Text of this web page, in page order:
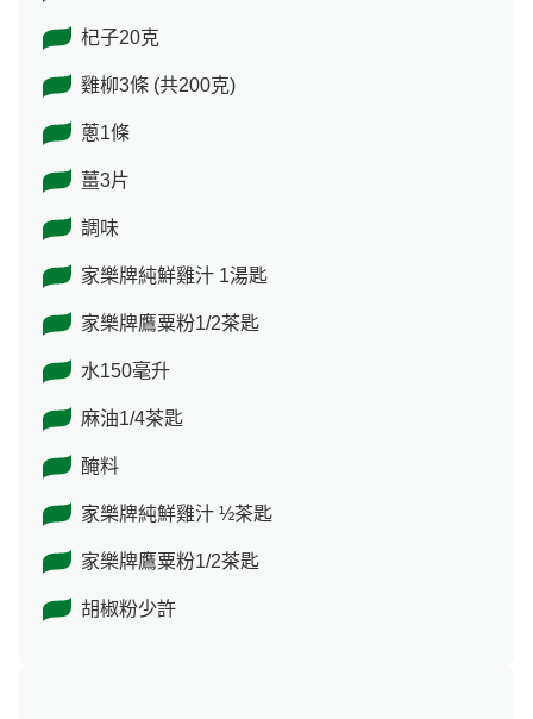
杞子20克
雞柳3條 (共200克)
蔥1條
薑3片
調味
家樂牌純鮮雞汁 1湯匙
家樂牌鷹粟粉1/2茶匙
水150毫升
麻油1/4茶匙
醃料
家樂牌純鮮雞汁 ½茶匙
家樂牌鷹粟粉1/2茶匙
胡椒粉少許